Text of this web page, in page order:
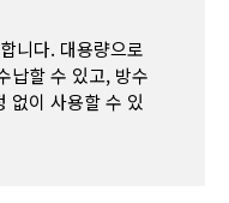
니다. 대용량으로
납할 수 있고, 방수
없이 사용할 수 있